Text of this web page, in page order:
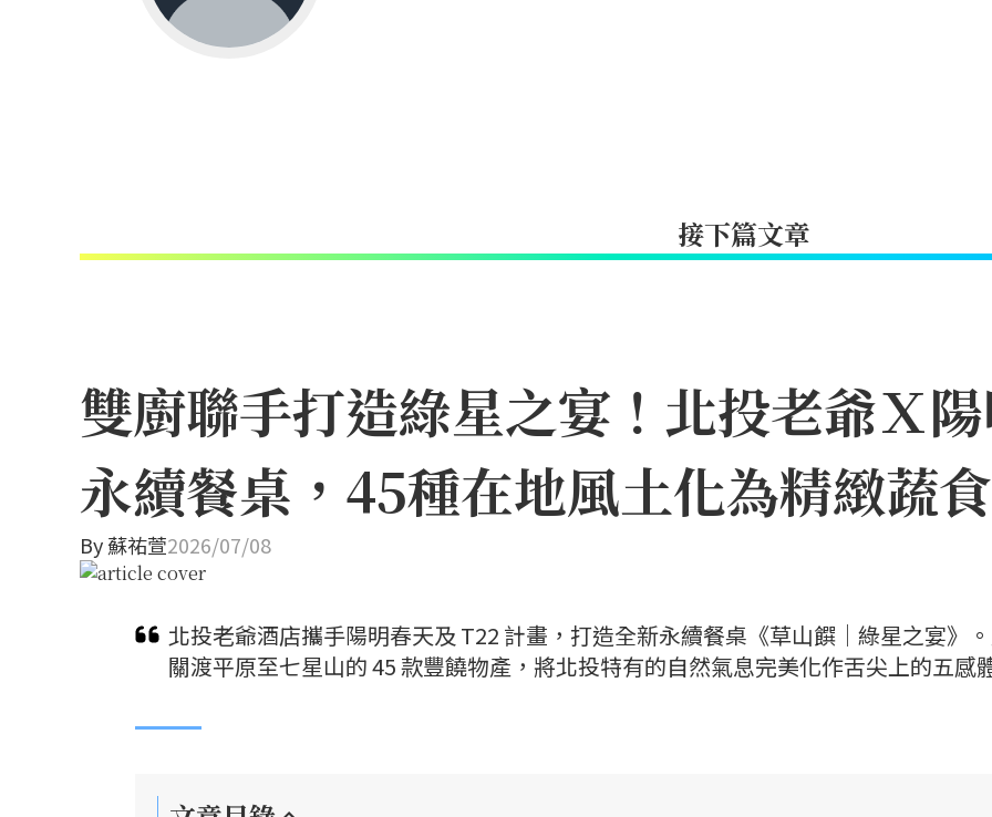
接下篇文章
雙廚聯手打造綠星之宴！北投老爺Ｘ
永續餐桌，45種在地風土化為精緻蔬食
By蘇祐萱2026/07/08
北投老爺酒店攜手陽明春天及 T22 計畫，打造全新永續餐桌《草山饌｜綠星之宴》
關渡平原至七星山的 45 款豐饒物產，將北投特有的自然氣息完美化作舌尖上的五感